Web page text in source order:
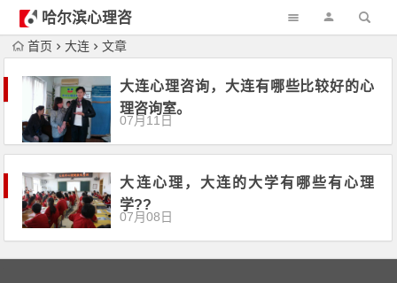
哈尔滨心理咨
询首页 大连 文章
大连心理咨询，大连有哪些比较好的心
理咨询室。
07月11日
大连心理，大连的大学有哪些有心理
学??
07月08日